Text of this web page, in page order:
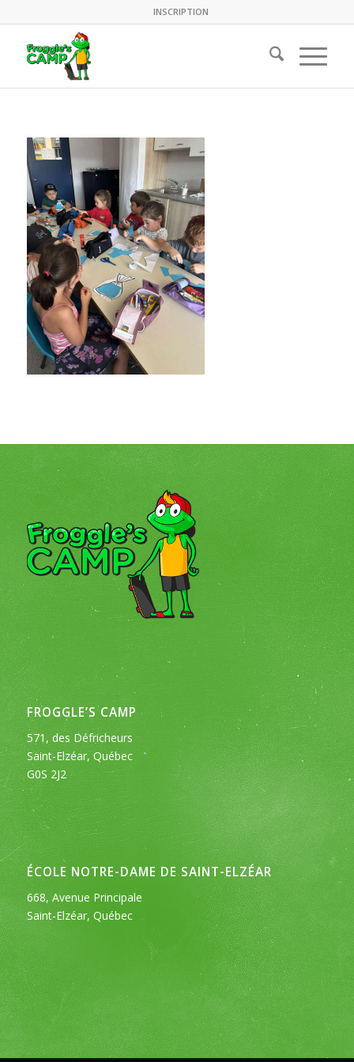
INSCRIPTION
FROGGLE’S CAMP
571, des Défricheurs
Saint-Elzéar, Québec
G0S 2J2
ÉCOLE NOTRE-DAME DE SAINT-ELZÉAR
668, Avenue Principale
Saint-Elzéar, Québec